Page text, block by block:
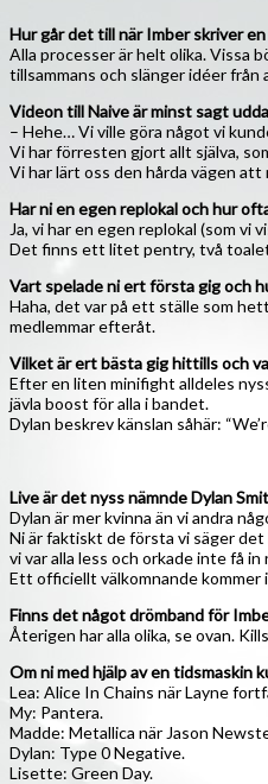
Hur går det till när Imber skriver
Alla processer är helt olika. Vissa
tillsammans och slänger idéer från
Videon till Naive är minst sagt
– Hehe… Vi ville göra något vi
Vi har förresten gjort allt själva,
Vi har lärt oss den hårda vägen
Har ni en egen replokal och hur
Ja, vi har en egen replokal (som
Det finns ett litet pentry, två
Vart spelade ni ert första gig och
Haha, det var på ett ställe som
medlemmar efteråt.
Vilket är ert bästa gig hittills och
Efter en liten minifight alldeles
jävla boost för alla i bandet.
Dylan beskrev känslan såhär:
Live är det nyss nämnde Dylan
Dylan är mer kvinna än vi andra
Ni är faktiskt de första vi säger
vi var alla less och orkade inte få
Ett officiellt välkomnande kommer
Finns det något drömband för
Återigen har alla olika, se ovan.
Om ni med hjälp av en tidsmaskin
Lea: Alice In Chains när Layne
My: Pantera.
Madde: Metallica när Jason
Dylan: Type 0 Negative.
Lisette: Green Day.